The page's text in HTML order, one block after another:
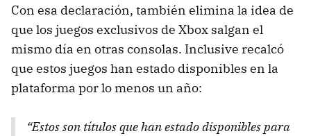
Con esa declaración, también elimina la idea de
que los juegos exclusivos de Xbox salgan el
mismo día en otras consolas. Inclusive recalcó
que estos juegos han estado disponibles en la
plataforma por lo menos un año:
“Estos son títulos que han estado disponibles para